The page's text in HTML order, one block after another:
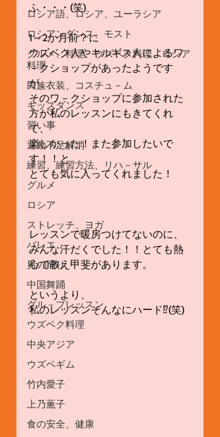
ロシア語、ロシア、ユーラシア
ロシアンダンス、モスト
グルメ、料理、ウズベク料理、ロシア
料理
民族衣装、コスチュ－ム
キッズダンス
習い事
運動不足解消
練習、練習方法、リハ－サル
グルメ
ロシア
ストレッチ、ヨガ
バレエ
男の踊り
中国舞踊
グル－プレッスン
ウズベク料理
中央アジア
ウズベギム
竹内愛子
上乃薫子
食の安全、健康
ふ・・・(笑)
1～2か月前？に
ウズベク人やキルギス人によるワ
－クショップがあったようです
が、
そのワ－クショップに参加された
方が私のレッスンにもきてくれ
て、
楽しかった！また参加したいで
す！！と
とても気に入ってくれました！
レッスンで暖房つけてないのに、
みんな汗だくでした！！とても熱
心で教え甲斐があります。
というより、
私のレッスンそんなにハード⁉️(笑)